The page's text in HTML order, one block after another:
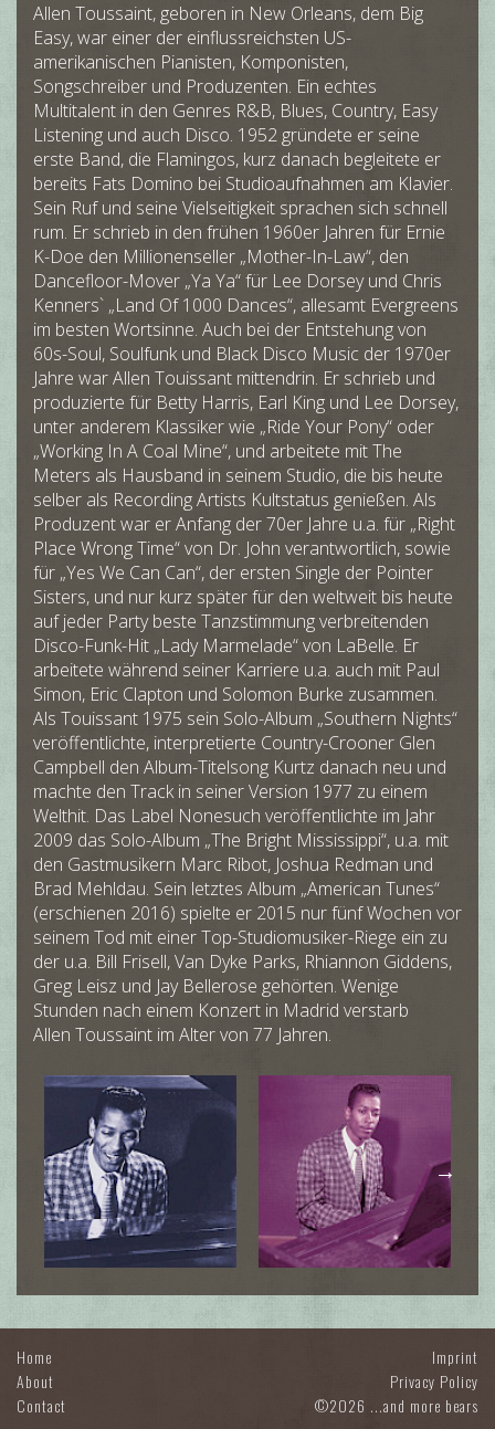
Allen Toussaint, geboren in New Orleans, dem Big
Easy, war einer der einflussreichsten US-
amerikanischen Pianisten, Komponisten,
Songschreiber und Produzenten. Ein echtes
Multitalent in den Genres R&B, Blues, Country, Easy
Listening und auch Disco. 1952 gründete er seine
erste Band, die Flamingos, kurz danach begleitete er
bereits Fats Domino bei Studioaufnahmen am Klavier.
Sein Ruf und seine Vielseitigkeit sprachen sich schnell
rum. Er schrieb in den frühen 1960er Jahren für Ernie
K-Doe den Millionenseller „Mother-In-Law“, den
Dancefloor-Mover „Ya Ya“ für Lee Dorsey und Chris
Kenners` „Land Of 1000 Dances“, allesamt Evergreens
im besten Wortsinne. Auch bei der Entstehung von
60s-Soul, Soulfunk und Black Disco Music der 1970er
Jahre war Allen Touissant mittendrin. Er schrieb und
produzierte für Betty Harris, Earl King und Lee Dorsey,
unter anderem Klassiker wie „Ride Your Pony“ oder
„Working In A Coal Mine“, und arbeitete mit The
Meters als Hausband in seinem Studio, die bis heute
selber als Recording Artists Kultstatus genießen. Als
Produzent war er Anfang der 70er Jahre u.a. für „Right
Place Wrong Time“ von Dr. John verantwortlich, sowie
für „Yes We Can Can“, der ersten Single der Pointer
Sisters, und nur kurz später für den weltweit bis heute
auf jeder Party beste Tanzstimmung verbreitenden
Disco-Funk-Hit „Lady Marmelade“ von LaBelle. Er
arbeitete während seiner Karriere u.a. auch mit Paul
Simon, Eric Clapton und Solomon Burke zusammen.
Als Touissant 1975 sein Solo-Album „Southern Nights“
veröffentlichte, interpretierte Country-Crooner Glen
Campbell den Album-Titelsong Kurtz danach neu und
machte den Track in seiner Version 1977 zu einem
Welthit. Das Label Nonesuch veröffentlichte im Jahr
2009 das Solo-Album „The Bright Mississippi“, u.a. mit
den Gastmusikern Marc Ribot, Joshua Redman und
Brad Mehldau. Sein letztes Album „American Tunes“
(erschienen 2016) spielte er 2015 nur fünf Wochen vor
seinem Tod mit einer Top-Studiomusiker-Riege ein zu
der u.a. Bill Frisell, Van Dyke Parks, Rhiannon Giddens,
Greg Leisz und Jay Bellerose gehörten. Wenige
Stunden nach einem Konzert in Madrid verstarb
Allen Toussaint im Alter von 77 Jahren.
Home
About
Contact
Imprint
Privacy Policy
©2026 ...and more bears